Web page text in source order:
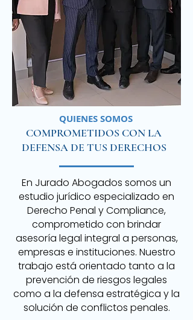
QUIENES SOMOS
COMPROMETIDOS CON LA
DEFENSA DE TUS DERECHOS
En Jurado Abogados somos un
estudio jurídico especializado en
Derecho Penal y Compliance,
comprometido con brindar
asesoría legal integral a personas,
empresas e instituciones. Nuestro
trabajo está orientado tanto a la
prevención de riesgos legales
como a la defensa estratégica y la
solución de conflictos penales.